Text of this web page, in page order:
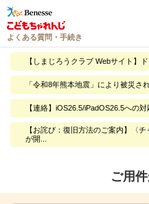
よくある質問・手続き
登録情報の変更・各種お手
会員ページへログイン
お客様サポート(手続き・照
よくある質問・お問い合わ
【しまじろうクラブ Webサイト】
「令和8年熊本地震」により被災さ
【連絡】iOS26.5/iPadOS26.5への
【お詫び：復旧方法のご案内】〈
が開...
ご用